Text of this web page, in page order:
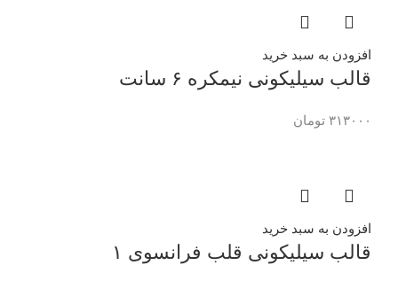
افزودن به سبد خرید
قالب سیلیکونی نیمکره ۶ سانت
۳۱۳۰۰۰ تومان
افزودن به سبد خرید
قالب سیلیکونی قلب فرانسوی ۱